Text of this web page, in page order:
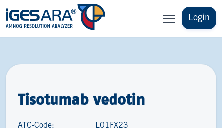
Login
Tisotumab vedotin
ATC-Code: L01FX23